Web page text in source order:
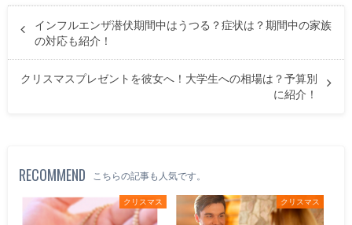
インフルエンザ潜伏期間中はうつる？症状は？期間中の家族
の対応も紹介！
クリスマスプレゼントを彼女へ！大学生への相場は？予算別
に紹介！
RECOMMEND こちらの記事も人気です。
クリスマス クリスマス